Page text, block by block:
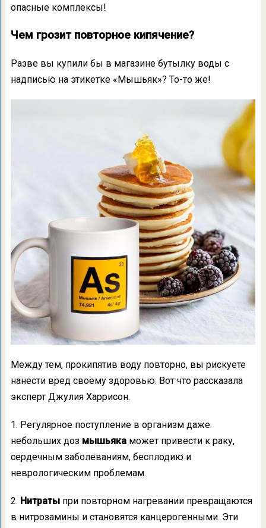
опасные комплексы!
Чем грозит повторное кипячение?
Разве вы купили бы в магазине бутылку воды с
надписью на этикетке «Мышьяк»? То-то же!
Между тем, прокипятив воду повторно, вы рискуете
нанести вред своему здоровью. Вот что рассказала
эксперт Джулия Харрисон.
1. Регулярное поступление в организм даже
небольших доз мышьякаможет привести к раку,
сердечным заболеваниям, бесплодию и
неврологическим проблемам.
2. Нитратыпри повторном нагревании превращаются
в нитрозамины и становятся канцерогенными. Эти